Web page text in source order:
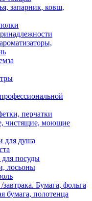
запарник, ковш,
перчатки
чистящие, моющие
для душа
посуды
лосьоны
Бумага, фольга
бумага, полотенца